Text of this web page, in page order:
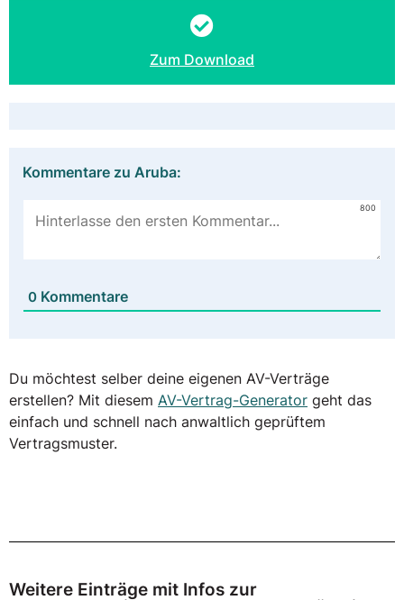
Zum Download
Kommentare zu Aruba:
800
0 Kommentare
Du möchtest selber deine eigenen AV-Verträge
erstellen? Mit diesem AV-Vertrag-Generator geht das
einfach und schnell nach anwaltlich geprüftem
Vertragsmuster.
Weitere Einträge mit Infos zur